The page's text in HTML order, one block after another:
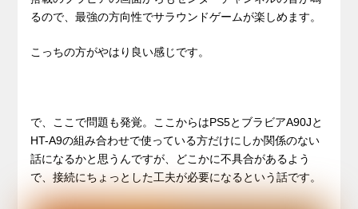
るので、最強の方向性でサラウンドゲームが楽しめます。
こっちの方がやはり良い感じです。
で、ここで問題も発覚。ここからはPS5とブラビアA90Jと
HT-A9の組み合わせで使っている方だけにしか関係のない
話になるかと思うんですが、どこかに不具合があるよう
で、接続にちょっとした工夫が必要になるという話です。